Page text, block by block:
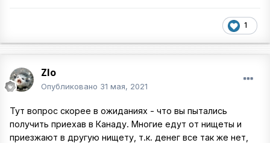
1
Zlo
Опубликовано 31 мая, 2021
Тут вопрос скорее в ожиданиях - что вы пытались
получить приехав в Канаду. Многие едут от нищеты и
приезжают в другую нищету, т.к. денег все так же нет,